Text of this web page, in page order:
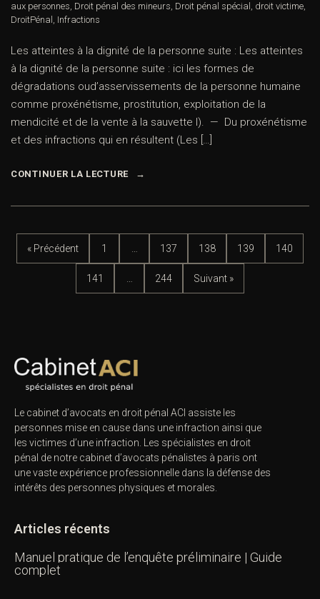
aux personnes, Droit pénal des mineurs, Droit pénal spécial , droit victime,
DroitPénal , Infractions
Les atteintes à la dignité de la personne suite : Les atteintes
à la dignité de la personne suite : ici les formes de
dégradations oud’asservissements de la personne humaine
comme proxénétisme, prostitution, exploitation de la
mendicité et de la vente à la sauvette I). — Du proxénétisme
et des infractions qui en résultent (Les […]
CONTINUER LA LECTURE
« Précédent 1 137 138 139 140
141 244 Suivant »
Le cabinet d’avocats en droit pénal ACI assiste les
personnes mise en cause dans une infraction ainsi que
les victimes d’une infraction. Les spécialistes en droit
pénal de notre cabinet d’avocats pénalistes à paris ont
une vaste expérience professionnelle dans la défense des
intérêts des personnes physiques et morales.
Articles récents
Manuel pratique de l’enquête préliminaire | Guide
complet